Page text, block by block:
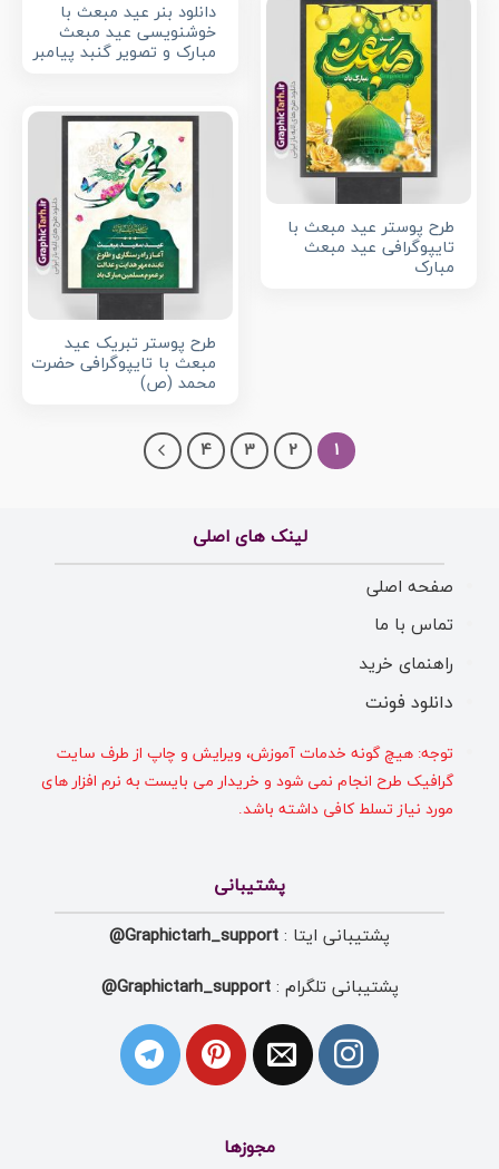
دانلود بنر عید مبعث با
خوشنویسی عید مبعث
مبارک و تصویر گنبد پیامبر
طرح پوستر عید مبعث با
تایپوگرافی عید مبعث
مبارک
طرح پوستر تبریک عید
مبعث با تایپوگرافی حضرت
محمد (ص)
1
2
3
4
لینک های اصلی
صفحه اصلی
تماس با ما
راهنمای خرید
دانلود فونت
توجه: هیچ گونه خدمات آموزش، ویرایش و چاپ از طرف سایت
گرافیک طرح انجام نمی شود و خریدار می بایست به نرم افزار های
مورد نیاز تسلط کافی داشته باشد.
پشتیبانی
پشتیبانی ایتا : Graphictarh_support@
پشتیبانی تلگرام :Graphictarh_support@
مجوزها